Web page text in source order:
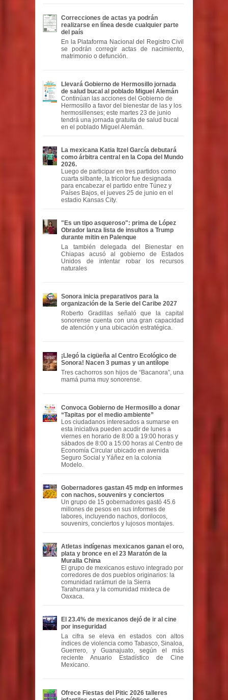
Correcciones de actas ya podrán
realizarse en línea desde cualquier parte
del país
En la Plataforma Nacional del Registro Civil
se podrán corregir actas de nacimiento,
matrimonio o defunción.
Llevará Gobierno de Hermosillo jornada
de salud bucal al poblado Miguel Alemán
Continúan las acciones del Gobierno de
Hermosillo a favor del bienestar de las y los
hermosillenses; este martes 23 de junio
tendrá una jornada gratuita de salud bucal
en el poblado Miguel Alemán.
La mexicana Katia Itzel García debutará
como árbitra central en la Copa del Mundo
2026.
Luego de participar en tres partidos como
cuarta silbante, la tricolor fue designada
para encabezar el partido entre Túnez y
Países Bajos, el jueves 25 de junio en el
estadio Kansas City.
"Es un tipo asqueroso": prima de López
Obrador lanza lista de insultos a Trump
durante mitin en Palenque
La también delegada del Bienestar en
Chiapas acusó al gobierno de Estados
Unidos de intentar robar los recursos
naturales
Sonora inicia preparativos para la
organización de la Serie del Caribe 2027
Roberto Gradillas señaló que la capital
sonorense cuenta con una gran capacidad
de atención y una ubicación estratégica.
¡Llegó la cigüeña al Centro Ecológico de
Sonora! Nacen 3 pumas y un antílope
Tres cachorros son hijos de “Bacanora”, una
mamá puma muy sonorense.
Convoca Gobierno de Hermosillo a donar
“Tapitas por el medio ambiente”
Los ciudadanos interesados a sumarse en
esta iniciativa pueden acudir de lunes a
viernes en horario de 8:00 a 19:00 horas y
sábados de 8:00 a 15:00 horas al Centro de
Economía Circular ubicado en avenida
Seguro Social y Yáñez en la colonia
Modelo.
Gobernadores gastan 45 mdp en informes
con nachos, souvenirs y conciertos
Un grupo de 15 gobernadores gastó 45.6
millones de pesos en sus informes de
labores, incluyendo nachos, dorilocos,
souvenirs, conciertos y lujosos montajes.
Atletas indígenas mexicanos ganan el oro,
plata y bronce en el 23 Maratón de la
Muralla China
El grupo de mexicanos estuvo integrado por
corredores de dos pueblos originarios: la
comunidad rarámuri de la Sierra
Tarahumara y la comunidad mixteca de
Oaxaca.
El 23.4% de mexicanos dejó de ir al cine
por inseguridad
La cifra se eleva en estados con altos
índices de violencia como Tabasco, Sinaloa,
Guerrero, y Guanajuato, según el más
reciente Anuario Estadístico de Cine
Mexicano.
Ofrece Fiestas del Pitic 2026 talleres